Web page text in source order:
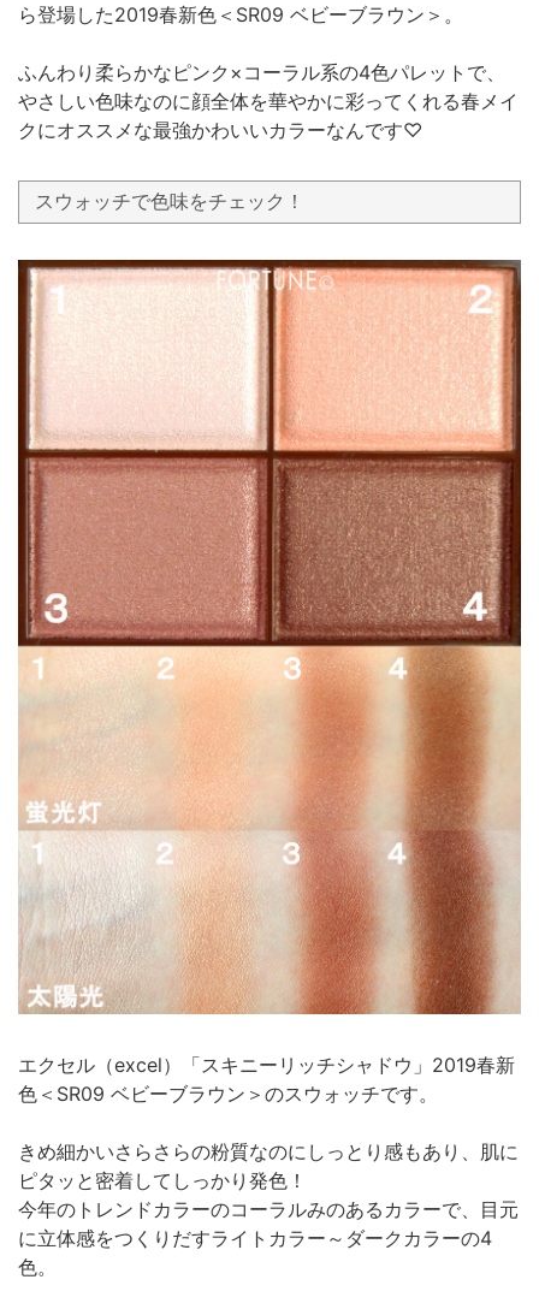
ら登場した2019春新色＜SR09 ベビーブラウン＞。
ふんわり柔らかなピンク×コーラル系の4色パレットで、
やさしい色味なのに顔全体を華やかに彩ってくれる春メイ
クにオススメな最強かわいいカラーなんです♡
スウォッチで色味をチェック！
エクセル（excel）「スキニーリッチシャドウ」2019春新
色＜SR09 ベビーブラウン＞のスウォッチです。
きめ細かいさらさらの粉質なのにしっとり感もあり、肌に
ピタッと密着してしっかり発色！
今年のトレンドカラーのコーラルみのあるカラーで、目元
に立体感をつくりだすライトカラー～ダークカラーの4
色。